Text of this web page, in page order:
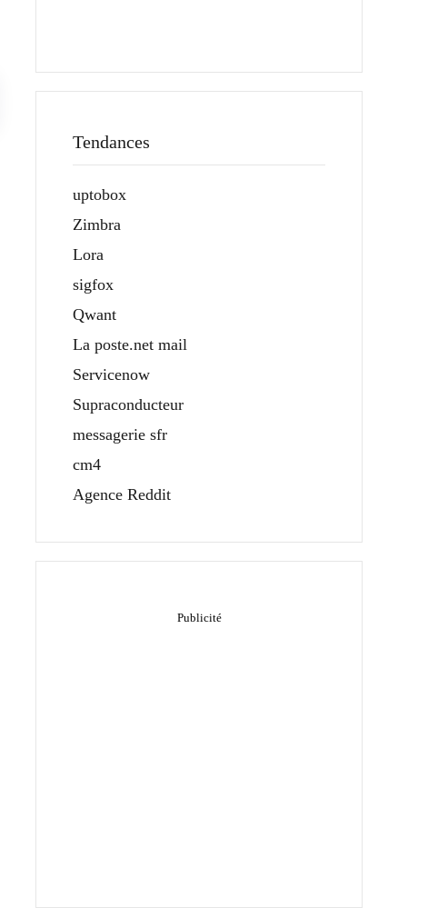
Tendances
uptobox
Zimbra
Lora
sigfox
Qwant
La poste.net mail
Servicenow
Supraconducteur
messagerie sfr
cm4
Agence Reddit